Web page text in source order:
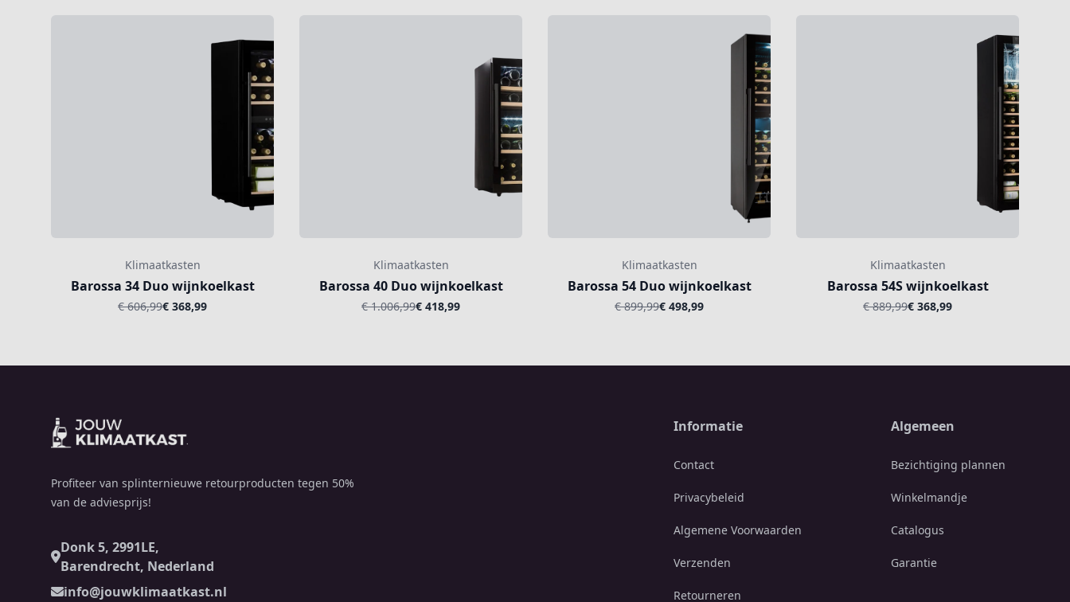
Klimaatkasten
Barossa 34 Duo wijnkoelkast
€ 606,99€ 368,99
Klimaatkasten
Barossa 40 Duo wijnkoelkast
€ 1.006,99€ 418,99
Klimaatkasten
Barossa 54 Duo wijnkoelkast
€ 899,99€ 498,99
Klimaatkasten
Barossa 54S wijnkoelkast
€ 889,99€ 368,99
Profiteer van splinternieuwe retourproducten tegen 50%
van de adviesprijs!
Donk 5, 2991LE,
Barendrecht, Nederland
info@jouwklimaatkast.nl
Informatie
Contact
Privacybeleid
Algemene Voorwaarden
Verzenden
Retourneren
Algemeen
Bezichtiging plannen
Winkelmandje
Catalogus
Garantie